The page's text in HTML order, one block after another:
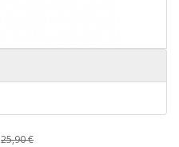
25,90 €